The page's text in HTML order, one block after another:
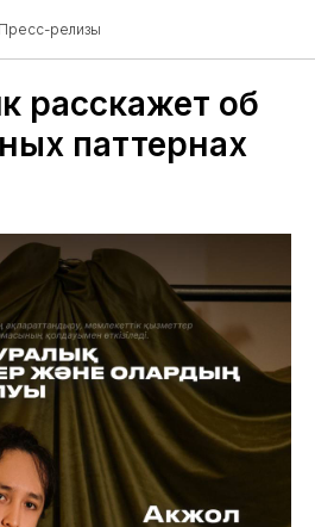
Пресс-релизы
расскажет об
паттернах